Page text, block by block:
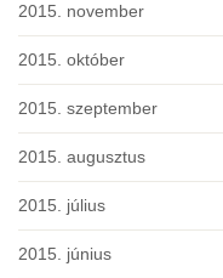
2015. november
2015. október
2015. szeptember
2015. augusztus
2015. július
2015. június